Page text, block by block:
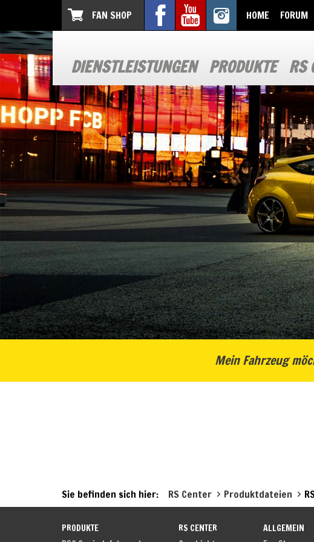
FAN SHOP HOME FORUM
DIENSTLEISTUNGEN PRODUKTE RS
Mein Fahrzeug
Sie befinden sich hier: RS Center Produktdateien
PRODUKTE
RS CENTER
ALLGEMEIN